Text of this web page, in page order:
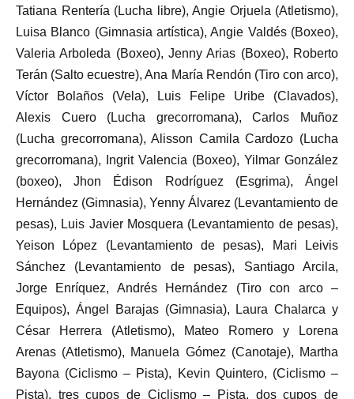
Tatiana Rentería (Lucha libre), Angie Orjuela (Atletismo),
Luisa Blanco (Gimnasia artística), Angie Valdés (Boxeo),
Valeria Arboleda (Boxeo), Jenny Arias (Boxeo), Roberto
Terán (Salto ecuestre), Ana María Rendón (Tiro con arco),
Víctor Bolaños (Vela), Luis Felipe Uribe (Clavados),
Alexis Cuero (Lucha grecorromana), Carlos Muñoz
(Lucha grecorromana), Alisson Camila Cardozo (Lucha
grecorromana), Ingrit Valencia (Boxeo), Yilmar González
(boxeo), Jhon Édison Rodríguez (Esgrima), Ángel
Hernández (Gimnasia), Yenny Álvarez (Levantamiento de
pesas), Luis Javier Mosquera (Levantamiento de pesas),
Yeison López (Levantamiento de pesas), Mari Leivis
Sánchez (Levantamiento de pesas), Santiago Arcila,
Jorge Enríquez, Andrés Hernández (Tiro con arco –
Equipos), Ángel Barajas (Gimnasia), Laura Chalarca y
César Herrera (Atletismo), Mateo Romero y Lorena
Arenas (Atletismo), Manuela Gómez (Canotaje), Martha
Bayona (Ciclismo – Pista), Kevin Quintero, (Ciclismo –
Pista), tres cupos de Ciclismo – Pista, dos cupos de